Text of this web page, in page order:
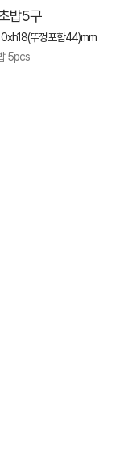
밥5구
뚜껑포함44)mm
5pcs